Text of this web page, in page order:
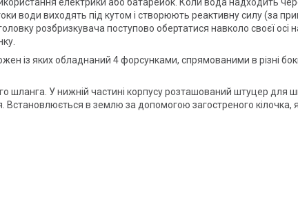
води виходять під кутом і створюють реактивну силу (за
розбризкувача поступово обертатися навколо своєї осі
із яких обладнаний 4 форсунками, спрямованими в різні
шланга. У нижній частині корпусу розташований штуцер для
в землю за допомогою загостреного кілочка,